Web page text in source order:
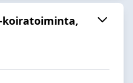
koiratoiminta,